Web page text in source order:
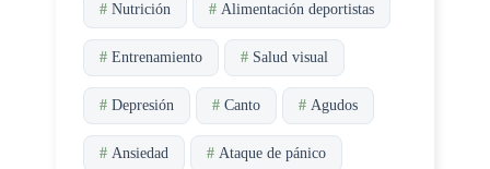
# Nutrición # Alimentación deportistas
# Entrenamiento # Salud visual
# Depresión # Canto # Agudos
# Ansiedad # Ataque de pánico